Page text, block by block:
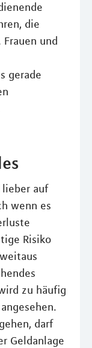
die
und
gerade
lieber auf
wenn es
Risiko
zu häufig
darf
Geldanlage